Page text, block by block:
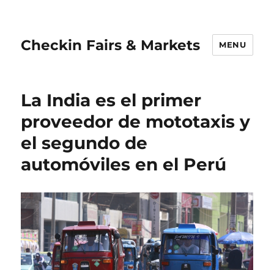
Checkin Fairs & Markets MENU
La India es el primer
proveedor de mototaxis y
el segundo de
automóviles en el Perú